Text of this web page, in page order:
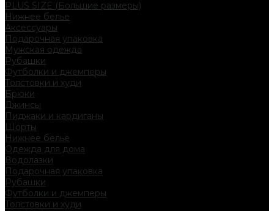
PLUS SIZE (Большие размеры)
Нижнее белье
Аксессуары
Подарочная упаковка
Мужская одежда
Рубашки
Футболки и джемперы
Толстовки и худи
Брюки
Джинсы
Пиджаки и кардиганы
Шорты
Нижнее белье
Одежда для дома
Водолазки
Подарочная упаковка
Рубашки
Футболки и джемперы
Толстовки и худи